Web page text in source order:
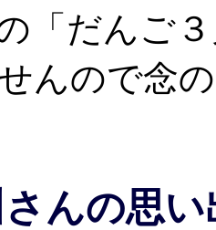
「だんご
んので念
んの思い